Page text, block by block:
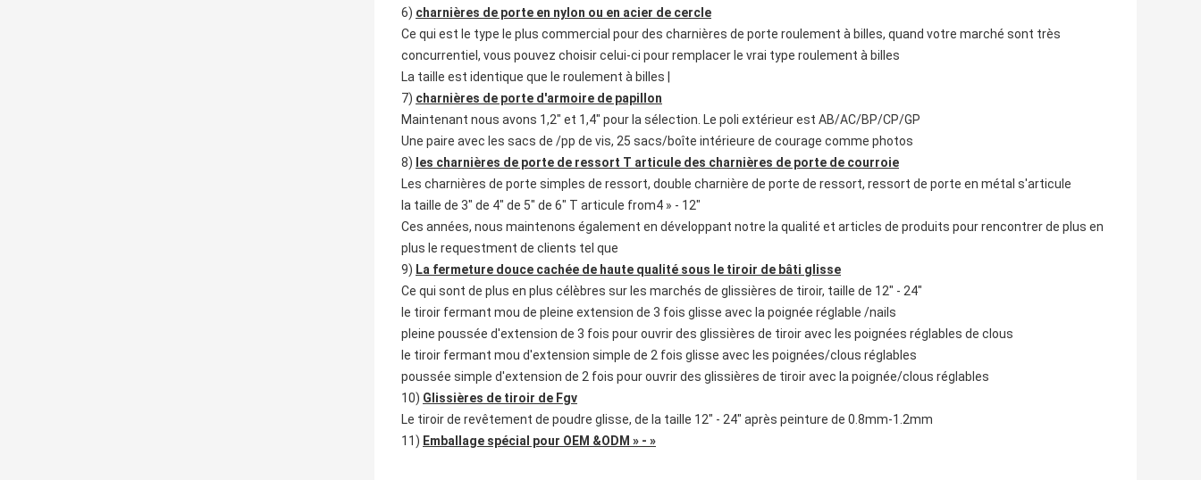
6) charnières de porte en nylon ou en acier de cercle
Ce qui est le type le plus commercial pour des charnières de porte roulement à billes, quand votre marché sont très
concurrentiel, vous pouvez choisir celui-ci pour remplacer le vrai type roulement à billes
La taille est identique que le roulement à billes |
7) charnières de porte d'armoire de papillon
Maintenant nous avons 1,2" et 1,4" pour la sélection. Le poli extérieur est AB/AC/BP/CP/GP
Une paire avec les sacs de /pp de vis, 25 sacs/boîte intérieure de courage comme photos
8) les charnières de porte de ressort T articule des charnières de porte de courroie
Les charnières de porte simples de ressort, double charnière de porte de ressort, ressort de porte en métal s'articule
la taille de 3" de 4" de 5" de 6" T articule from4 » - 12"
Ces années, nous maintenons également en développant notre la qualité et articles de produits pour rencontrer de plus en
plus le requestment de clients tel que
9) La fermeture douce cachée de haute qualité sous le tiroir de bâti glisse
Ce qui sont de plus en plus célèbres sur les marchés de glissières de tiroir, taille de 12" - 24"
le tiroir fermant mou de pleine extension de 3 fois glisse avec la poignée réglable /nails
pleine poussée d'extension de 3 fois pour ouvrir des glissières de tiroir avec les poignées réglables de clous
le tiroir fermant mou d'extension simple de 2 fois glisse avec les poignées/clous réglables
poussée simple d'extension de 2 fois pour ouvrir des glissières de tiroir avec la poignée/clous réglables
10) Glissières de tiroir de Fgv
Le tiroir de revêtement de poudre glisse, de la taille 12" - 24" après peinture de 0.8mm-1.2mm
11) Emballage spécial pour OEM &ODM » - »